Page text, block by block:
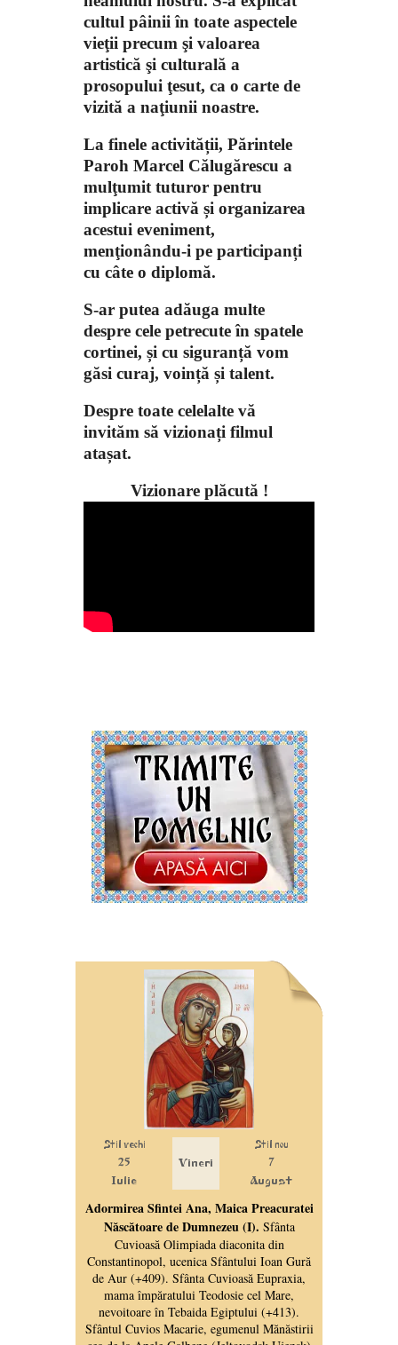
cultul pâinii în toate aspectele
vieţii precum şi valoarea
artistică şi culturală a
prosopului ţesut, ca o carte de
vizită a naţiunii noastre.
La finele activității, Părintele
Paroh Marcel Călugărescu a
mulţumit tuturor pentru
implicare activă și organizarea
acestui eveniment,
menţionându-i pe participanți
cu câte o diplomă.
S-ar putea adăuga multe
despre cele petrecute în spatele
cortinei, și cu siguranță vom
găsi curaj, voință și talent.
Despre toate celelalte vă
invităm să vizionați filmul
atașat.
Vizionare plăcută !